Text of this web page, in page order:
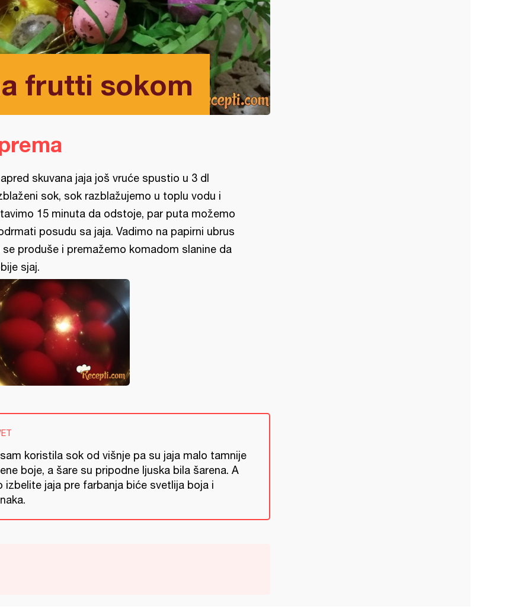
frutti sokom
skuvana jaja još vruće spustio u 3 dl
sok, sok razblažujemo u toplu vodu i
15 minuta da odstoje, par puta možemo
posudu sa jaja. Vadimo na papirni ubrus
se produše i premažemo komadom slanine da
sjaj.
koristila sok od višnje pa su jaja malo tamnije
boje, a šare su pripodne ljuska bila šarena. A
izbelite jaja pre farbanja biće svetlija boja i